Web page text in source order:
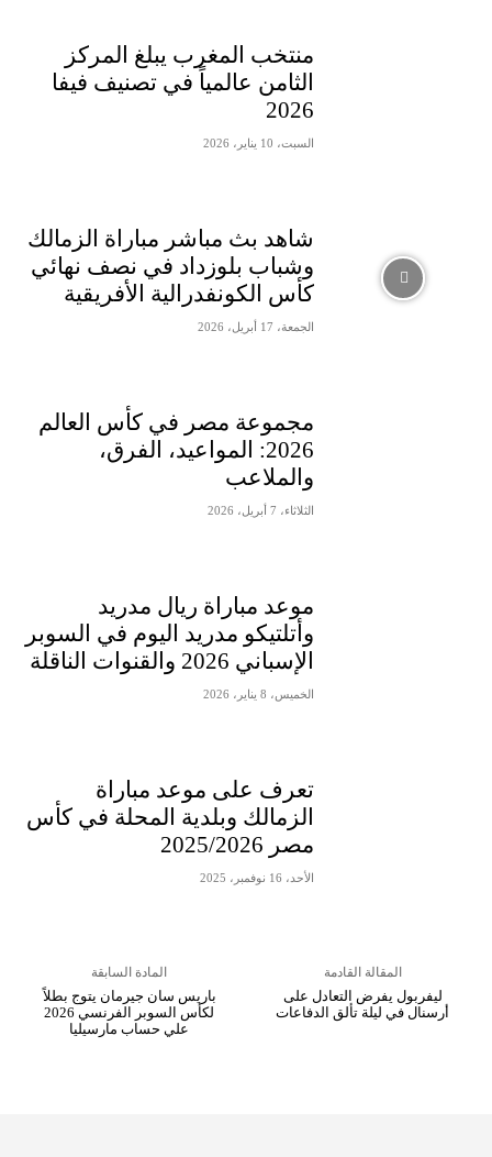
منتخب المغرب يبلغ المركز
الثامن عالمياً في تصنيف فيفا
2026
السبت، 10 يناير، 2026
شاهد بث مباشر مباراة الزمالك
وشباب بلوزداد في نصف نهائي
كأس الكونفدرالية الأفريقية
الجمعة، 17 أبريل، 2026
مجموعة مصر في كأس العالم
2026: المواعيد، الفرق،
والملاعب
الثلاثاء، 7 أبريل، 2026
موعد مباراة ريال مدريد
وأتلتيكو مدريد اليوم في السوبر
الإسباني 2026 والقنوات الناقلة
الخميس، 8 يناير، 2026
تعرف على موعد مباراة
الزمالك وبلدية المحلة في كأس
مصر 2025/2026
الأحد، 16 نوفمبر، 2025
المادة السابقة
باريس سان جيرمان يتوج بطلاً
لكأس السوبر الفرنسي 2026
علي حساب مارسيليا
المقالة القادمة
ليفربول يفرض التعادل على
أرسنال في ليلة تألق الدفاعات